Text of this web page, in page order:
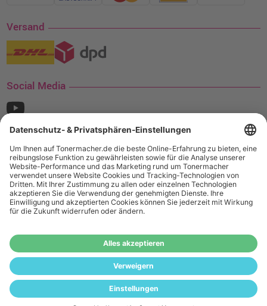
Versand
Social Media
¹ Nur gültig für den Versand innerhalb Deutschlands. Befindet sich ein Warenwert
von mindestens 35€ (inkl. Mwst.) an Ampertec Artikeln in Ihrem Warenkorb, ist der
Versand für Sie kostenfrei.
Das Angebot von tonermacher.de richtet sich
nicht an Wiederverkäufer. Wenn Sie Wiederverkäufer sind,
registrieren Sie sich bitte in unserem Händler-Portal